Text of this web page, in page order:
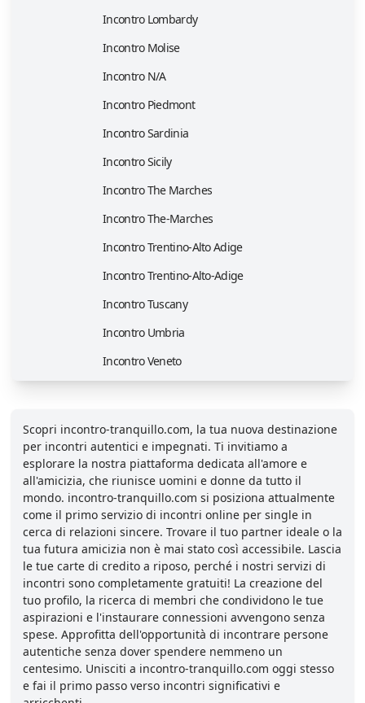
Incontro Lombardy
Incontro Molise
Incontro N/A
Incontro Piedmont
Incontro Sardinia
Incontro Sicily
Incontro The Marches
Incontro The-Marches
Incontro Trentino-Alto Adige
Incontro Trentino-Alto-Adige
Incontro Tuscany
Incontro Umbria
Incontro Veneto
Scopri incontro-tranquillo.com, la tua nuova destinazione
per incontri autentici e impegnati. Ti invitiamo a
esplorare la nostra piattaforma dedicata all'amore e
all'amicizia, che riunisce uomini e donne da tutto il
mondo. incontro-tranquillo.com si posiziona attualmente
come il primo servizio di incontri online per single in
cerca di relazioni sincere. Trovare il tuo partner ideale o la
tua futura amicizia non è mai stato così accessibile. Lascia
le tue carte di credito a riposo, perché i nostri servizi di
incontri sono completamente gratuiti! La creazione del
tuo profilo, la ricerca di membri che condividono le tue
aspirazioni e l'instaurare connessioni avvengono senza
spese. Approfitta dell'opportunità di incontrare persone
autentiche senza dover spendere nemmeno un
centesimo. Unisciti a incontro-tranquillo.com oggi stesso
e fai il primo passo verso incontri significativi e